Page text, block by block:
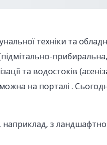
техніки та
та водостоків
на порталі .
наприклад, з